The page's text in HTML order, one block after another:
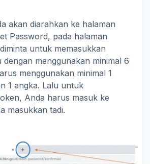
akan diarahkan ke halaman
Password, pada halaman
untuk memasukkan
dengan menggunakan minimal 6
menggunakan minimal 1
1 angka. Lalu untuk
Anda harus masuk ke
masukkan tadi.